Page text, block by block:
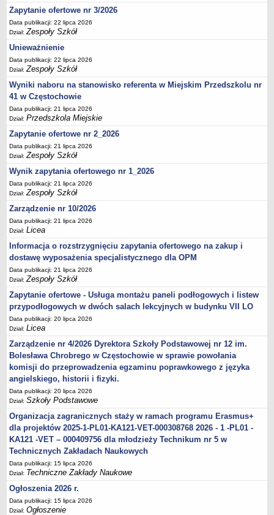
Zapytanie ofertowe nr 3/2026
Data publikacji: 22 lipca 2026
Dział:Zespoły Szkół
Unieważnienie
Data publikacji: 22 lipca 2026
Dział:Zespoły Szkół
Wyniki naboru na stanowisko referenta w Miejskim Przedszkolu nr
41 w Częstochowie
Data publikacji: 21 lipca 2026
Dział:Przedszkola Miejskie
Zapytanie ofertowe nr 2_2026
Data publikacji: 21 lipca 2026
Dział:Zespoły Szkół
Wynik zapytania ofertowego nr 1_2026
Data publikacji: 21 lipca 2026
Dział:Zespoły Szkół
Zarządzenie nr 10/2026
Data publikacji: 21 lipca 2026
Dział:Licea
Informacja o rozstrzygnięciu zapytania ofertowego na zakup i
dostawę wyposażenia specjalistycznego dla OPM
Data publikacji: 21 lipca 2026
Dział:Zespoły Szkół
Zapytanie ofertowe - Usługa montażu paneli podłogowych i listew
przypodłogowych w dwóch salach lekcyjnych w budynku VII LO
Data publikacji: 20 lipca 2026
Dział:Licea
Zarządzenie nr 4/2026 Dyrektora Szkoły Podstawowej nr 12 im.
Bolesława Chrobrego w Częstochowie w sprawie powołania
komisji do przeprowadzenia egzaminu poprawkowego z języka
angielskiego, historii i fizyki.
Data publikacji: 20 lipca 2026
Dział:Szkoły Podstawowe
Organizacja zagranicznych staży w ramach programu Erasmus+
dla projektów 2025-1-PL01-KA121-VET-000308768 2026 - 1 -PL01 -
KA121 -VET – 000409756 dla młodzieży Technikum nr 5 w
Technicznych Zakładach Naukowych
Data publikacji: 15 lipca 2026
Dział: Techniczne Zakłady Naukowe
Ogłoszenia 2026 r.
Data publikacji: 15 lipca 2026
Dział:Ogłoszenie